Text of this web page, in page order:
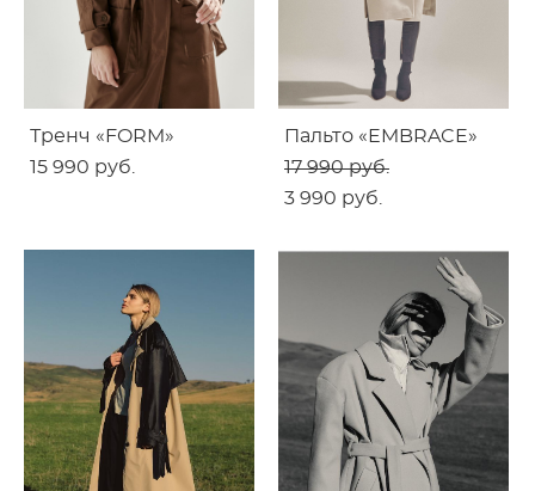
Тренч «FORM»
15 990 pуб.
Пальто «EMBRACE»
17 990 pуб.
3 990 pуб.